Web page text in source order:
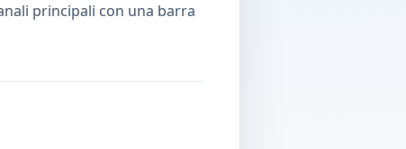
principali con una barra